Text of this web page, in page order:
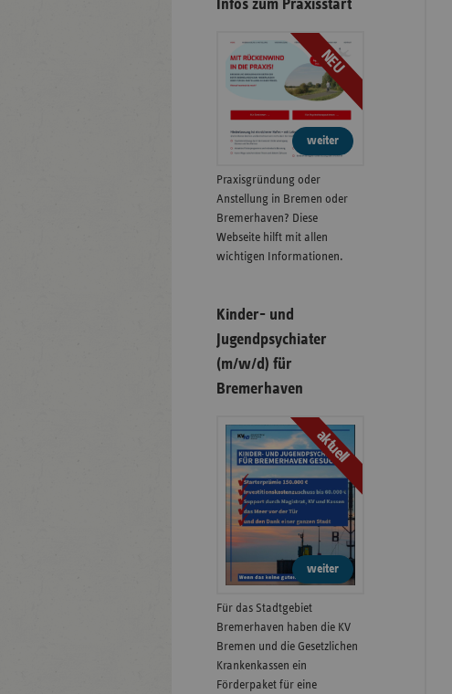
Infos zum Praxisstart
NEU
weiter
Praxisgründung oder
Anstellung in Bremen oder
Bremerhaven? Diese
Webseite hilft mit allen
wichtigen Informationen.
Kinder- und
Jugendpsychiater
(m/w/d) für
Bremerhaven
aktuell
weiter
Für das Stadtgebiet
Bremerhaven haben die KV
Bremen und die Gesetzlichen
Krankenkassen ein
Förderpaket für eine